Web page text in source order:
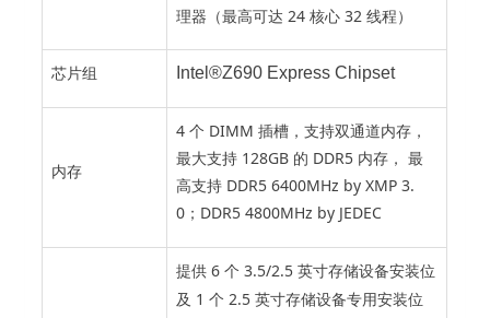
理器（最高可达 24 核心 32 线程）
芯片组 Intel®Z690 Express Chipset
内存
4 个 DIMM 插槽，支持双通道内存，
最大支持 128GB 的 DDR5 内存， 最
高支持 DDR5 6400MHz by XMP 3.
0；DDR5 4800MHz by JEDEC
提供 6 个 3.5/2.5 英寸存储设备安装位
及 1 个 2.5 英寸存储设备专用安装位